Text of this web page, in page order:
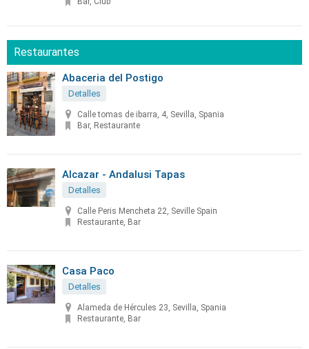
Restaurantes
Abaceria del Postigo
Detalles
Calle tomas de ibarra, 4, Sevilla, Spania
Bar, Restaurante
Alcazar - Andalusi Tapas
Detalles
Calle Peris Mencheta 22, Seville Spain
Restaurante, Bar
Casa Paco
Detalles
Alameda de Hércules 23, Sevilla, Spania
Restaurante, Bar